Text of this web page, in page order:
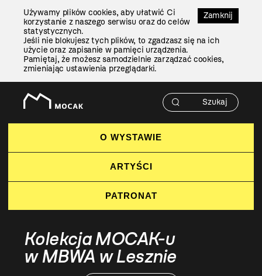
Zamknij
Używamy plików cookies, aby ułatwić Ci
korzystanie z naszego serwisu oraz do celów
statystycznych.
Jeśli nie blokujesz tych plików, to zgadzasz się na ich
użycie oraz zapisanie w pamięci urządzenia.
Pamiętaj, że możesz samodzielnie zarządzać cookies,
zmieniając ustawienia przeglądarki.
O WYSTAWIE
ARTYŚCI
PATRONAT
Kolekcja MOCAK-u
w MBWA w Lesznie